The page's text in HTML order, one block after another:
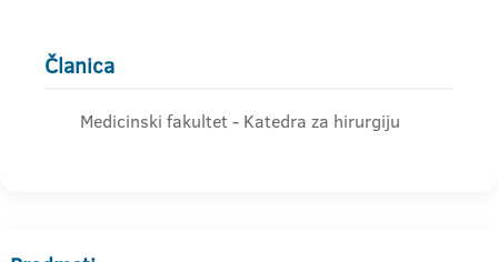
Članica
Medicinski fakultet - Katedra za hirurgiju